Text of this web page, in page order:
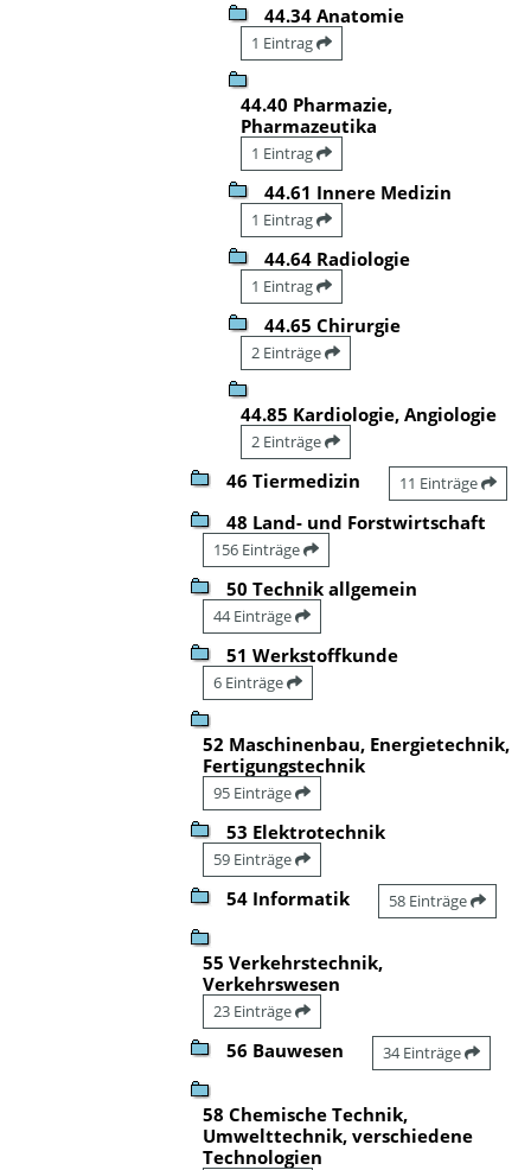
44.34 Anatomie
1 Eintrag
44.40 Pharmazie,
Pharmazeutika
1 Eintrag
44.61 Innere Medizin
1 Eintrag
44.64 Radiologie
1 Eintrag
44.65 Chirurgie
2 Einträge
44.85 Kardiologie, Angiologie
2 Einträge
46 Tiermedizin 11 Einträge
48 Land- und Forstwirtschaft
156 Einträge
50 Technik allgemein
44 Einträge
51 Werkstoffkunde
6 Einträge
52 Maschinenbau, Energietechnik,
Fertigungstechnik
95 Einträge
53 Elektrotechnik
59 Einträge
54 Informatik 58 Einträge
55 Verkehrstechnik,
Verkehrswesen
23 Einträge
56 Bauwesen 34 Einträge
58 Chemische Technik,
Umwelttechnik, verschiedene
Technologien